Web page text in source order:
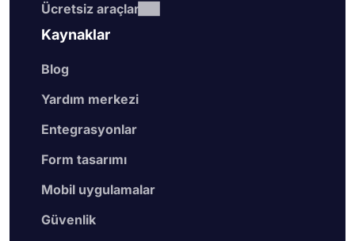
Ücretsiz araçlar
Kaynaklar
Blog
Yardım merkezi
Entegrasyonlar
Form tasarımı
Mobil uygulamalar
Güvenlik